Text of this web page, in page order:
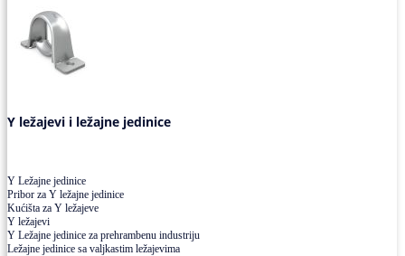
Y ležajevi i ležajne jedinice
Y Ležajne jedinice
Pribor za Y ležajne jedinice
Kućišta za Y ležajeve
Y ležajevi
Y Ležajne jedinice za prehrambenu industriju
Ležajne jedinice sa valjkastim ležajevima